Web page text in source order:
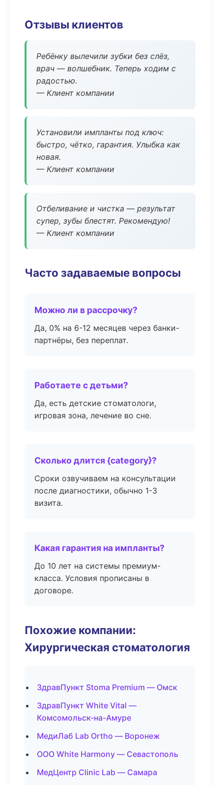
Отзывы клиентов
Ребёнку вылечили зубки без слёз,
врач — волшебник. Теперь ходим с
радостью.
— Клиент компании
Установили импланты под ключ:
быстро, чётко, гарантия. Улыбка как
новая.
— Клиент компании
Отбеливание и чистка — результат
супер, зубы блестят. Рекомендую!
— Клиент компании
Часто задаваемые вопросы
Можно ли в рассрочку?
Да, 0% на 6-12 месяцев через банки-
партнёры, без переплат.
Работаете с детьми?
Да, есть детские стоматологи,
игровая зона, лечение во сне.
Сколько длится {category}?
Сроки озвучиваем на консультации
после диагностики, обычно 1-3
визита.
Какая гарантия на импланты?
До 10 лет на системы премиум-
класса. Условия прописаны в
договоре.
Похожие компании:
Хирургическая стоматология
ЗдравПункт Stoma Premium — Омск
ЗдравПункт White Vital —
Комсомольск-на-Амуре
МедиЛаб Lab Ortho — Воронеж
ООО White Harmony — Севастополь
МедЦентр Clinic Lab — Самара